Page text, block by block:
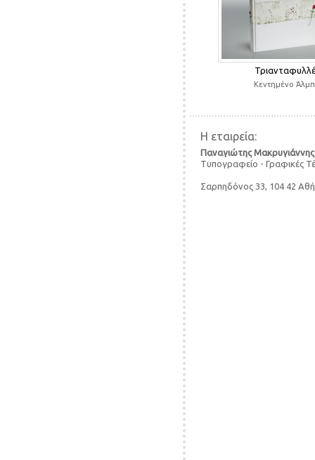
Κεντημένο
Η εταιρεία:
Παναγιώτης Μακρυγιάννης
Τυπογραφείο - Γραφικές
Σαρπηδόνος 33, 104 42